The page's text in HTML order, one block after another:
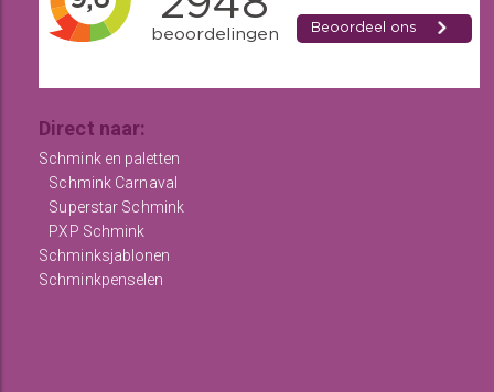
Direct naar:
Schmink en paletten
Schmink Carnaval
Superstar Schmink
PXP Schmink
Schminksjablonen
Schminkpenselen